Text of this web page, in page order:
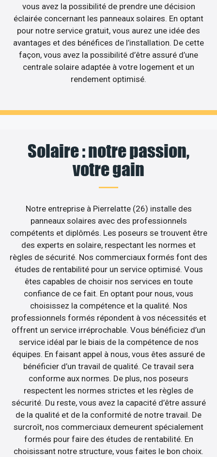
vous avez la possibilité de prendre une décision
éclairée concernant les panneaux solaires. En optant
pour notre service gratuit, vous aurez une idée des
avantages et des bénéfices de l’installation. De cette
façon, vous avez la possibilité d’être assuré d’une
centrale solaire adaptée à votre logement et un
rendement optimisé.
Solaire : notre passion,
votre gain
Notre entreprise à Pierrelatte (26) installe des
panneaux solaires avec des professionnels
compétents et diplômés. Les poseurs se trouvent être
des experts en solaire, respectant les normes et
règles de sécurité. Nos commerciaux formés font des
études de rentabilité pour un service optimisé. Vous
êtes capables de choisir nos services en toute
confiance de ce fait. En optant pour nous, vous
choisissez la compétence et la qualité. Nos
professionnels formés répondent à vos nécessités et
offrent un service irréprochable. Vous bénéficiez d’un
service idéal par le biais de la compétence de nos
équipes. En faisant appel à nous, vous êtes assuré de
bénéficier d’un travail de qualité. Ce travail sera
conforme aux normes. De plus, nos poseurs
respectent les normes strictes et les règles de
sécurité. Du reste, vous avez la capacité d’être assuré
de la qualité et de la conformité de notre travail. De
surcroît, nos commerciaux demeurent spécialement
formés pour faire des études de rentabilité. En
choisissant notre structure, vous faites le bon choix.